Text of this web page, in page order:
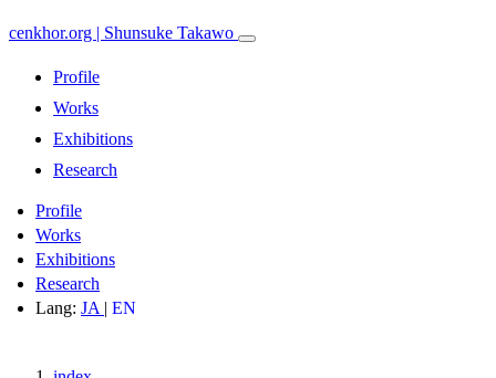
cenkhor.org | Shunsuke Takawo
Profile
Works
Exhibitions
Research
Profile
Works
Exhibitions
Research
Lang: JA | EN